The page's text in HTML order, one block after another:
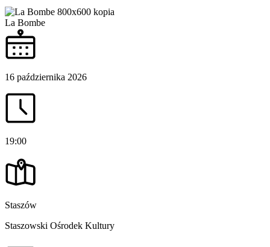
La Bombe
16 października 2026
19:00
Staszów
Staszowski Ośrodek Kultury